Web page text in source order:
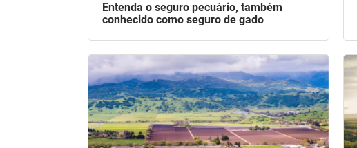
Entenda o seguro pecuário, também
conhecido como seguro de gado